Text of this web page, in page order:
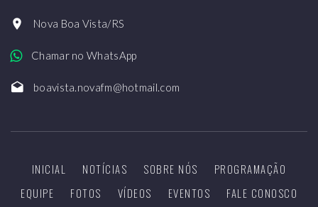
Nova Boa Vista/RS
Chamar no WhatsApp
boavista.novafm@hotmail.com
INICIAL NOTÍCIAS SOBRE NÓS
PROGRAMAÇÃO
EQUIPE
FOTOS VÍDEOS EVENTOS FALE CONOSCO